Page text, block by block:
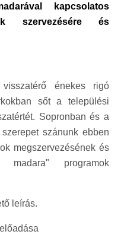
kapcsolatos
szervezésére és
énekes rigó
sőt a települési
Sopronban és a
szánunk ebben
megszervezésének és
programok